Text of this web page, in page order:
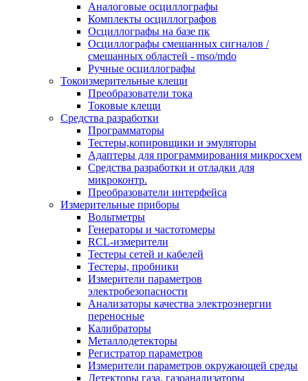
Аналоговые осциллографы
Комплекты осциллографов
Осциллографы на базе пк
Осциллографы смешанных сигналов /
смешанных областей - mso/mdo
Ручные осциллографы
Токоизмерительные клещи
Преобразователи тока
Токовые клещи
Средства разработки
Программаторы
Тестеры,копировщики и эмуляторы
Адаптеры для программирования микросхем
Cредства разработки и отладки для
микроконтр.
Преобразователи интерфейса
Измерительные приборы
Вольтметры
Генераторы и частотомеры
RCL-измерители
Тестеры сетей и кабелей
Тестеры, пробники
Измерители параметров
электробезопасности
Анализаторы качества электроэнергии
переносные
Калибраторы
Металлодетекторы
Регистратор параметров
Измерители параметров окружающей среды
Детекторы газа, газоанализаторы